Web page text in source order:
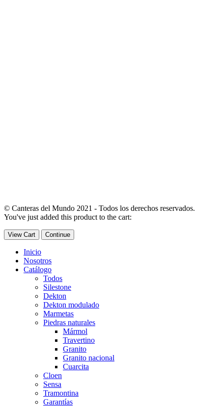
© Canteras del Mundo 2021 - Todos los derechos reservados.
You've just added this product to the cart:
View Cart Continue
Inicio
Nosotros
Catálogo
Todos
Silestone
Dekton
Dekton modulado
Marmetas
Piedras naturales
Mármol
Travertino
Granito
Granito nacional
Cuarcita
Cloen
Sensa
Tramontina
Garantías